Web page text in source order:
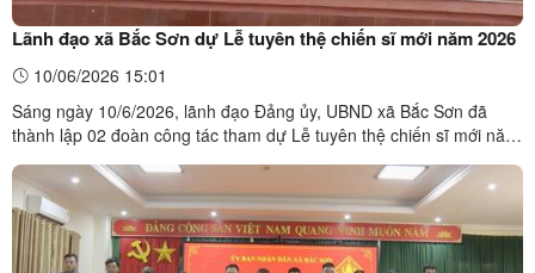
Lãnh đạo xã Bắc Sơn dự Lễ tuyên thệ chiến sĩ mới năm 2026
10/06/2026 15:01
Sáng ngày 10/6/2026, lãnh đạo Đảng ủy, UBND xã Bắc Sơn đã
thành lập 02 đoàn công tác tham dự Lễ tuyên thệ chiến sĩ mới năm
đang huấn luyện.Đoàn công tác số 1 do đồng chí Đinh Mã Linh,
Phó Bí thư Thường trực Đảng ủy xã làm Trưởng đoàn đã ...